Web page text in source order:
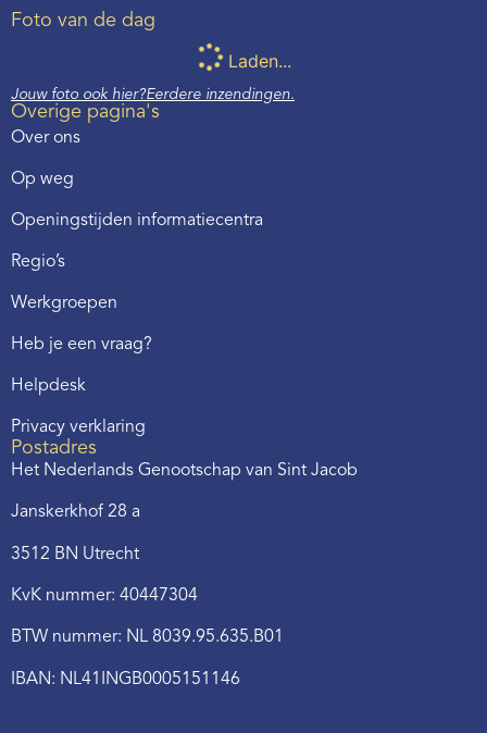
Foto van de dag
Laden...
Jouw foto ook hier?Eerdere inzendingen.
Overige pagina's
Over ons
Op weg
Openingstijden informatiecentra
Regio’s
Werkgroepen
Heb je een vraag?
Helpdesk
Privacy verklaring
Postadres
Het Nederlands Genootschap van Sint Jacob
Janskerkhof 28 a
3512 BN Utrecht
KvK nummer: 40447304
BTW nummer: NL 8039.95.635.B01
IBAN: NL41INGB0005151146